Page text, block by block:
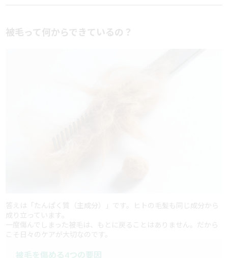
被毛って何からできているの？
答えは「たんぱく質（主成分）」です。ヒトの毛髪も同じ成分から
成り立っています。
一度傷んでしまった被毛は、もとに戻ることはありません。だから
こそ日々のケアが大切なのです。